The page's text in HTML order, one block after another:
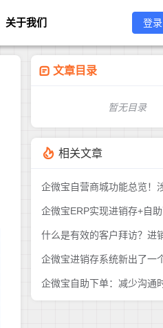
关于我们 登录
文章目录
暂无目录
相关文章